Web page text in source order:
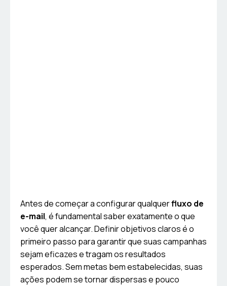
Antes de começar a configurar qualquerfluxo de
e-mail, é fundamental saber exatamente o que
você quer alcançar. Definir objetivos claros é o
primeiro passo para garantir que suas campanhas
sejam eficazes e tragam os resultados
esperados. Sem metas bem estabelecidas, suas
ações podem se tornar dispersas e pouco